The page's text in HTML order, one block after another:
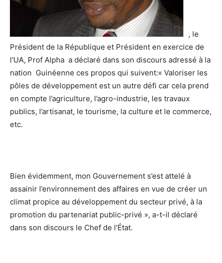
, le
Président de la République et Président en exercice de
l’UA, Prof Alpha a déclaré dans son discours adressé à la
nation Guinéenne ces propos qui suivent:« Valoriser les
pôles de développement est un autre défi car cela prend
en compte l’agriculture, l’agro-industrie, les travaux
publics, l’artisanat, le tourisme, la culture et le commerce,
etc.
Bien évidemment, mon Gouvernement s’est attelé à
assainir l’environnement des affaires en vue de créer un
climat propice au développement du secteur privé, à la
promotion du partenariat public-privé », a-t-il déclaré
dans son discours le Chef de l’État.